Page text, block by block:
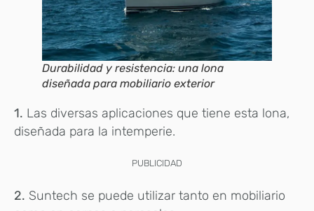
Durabilidad y resistencia: una lona
diseñada para mobiliario exterior
1. Las diversas aplicaciones que tiene esta lona,
diseñada para la intemperie.
PUBLICIDAD
2. Suntech se puede utilizar tanto en mobiliario